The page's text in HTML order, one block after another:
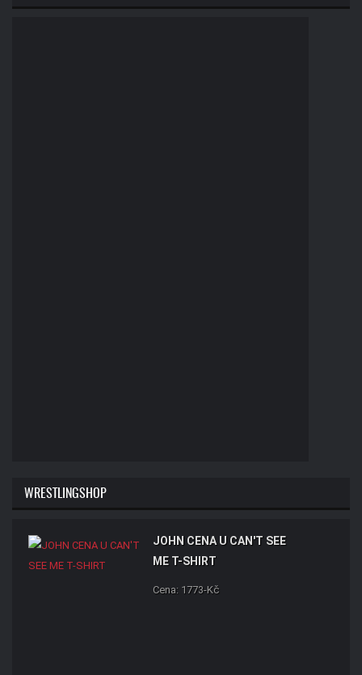
WRESTLINGSHOP
JOHN CENA U CAN'T SEE
ME T-SHIRT
Cena: 1773-Kč